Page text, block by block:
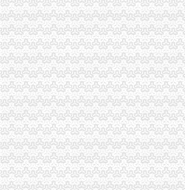
成都天府空港新城：重点投资项目一窗受理
家庭或个人-空港新城租赁型保障房申请表格
西咸新区“3450”综合行政审批试点现场会在
某空港新城拆迁补偿标准-青青岛社区
成都天府空港新城政务服务中心今天正式运
西咸新区空港新城临空物流商务中心办公家
空港新城航宇商务酒店_【电话地址_招聘信
中国民用航空飞行学院新校区入驻成都天府
天府空港新城政务服务中心投运张结证和工
西咸新区空港新城临空物流商务中心A区办
西咸新区空港新城造“中国孟菲斯”建设开放
西咸新区“3450”综合行政审批试点现场会在
【重庆空港新城公司注册代理|公司年检代